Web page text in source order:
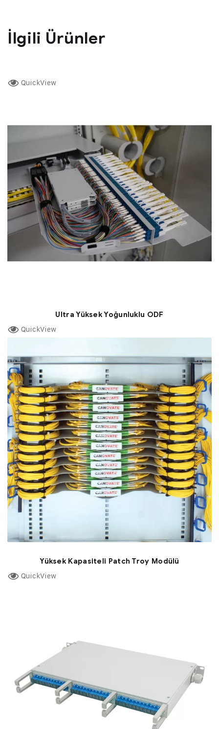
İlgili Ürünler
QuickView
Ultra Yüksek Yoğunluklu ODF
QuickView
Yüksek Kapasiteli Patch Troy Modülü
QuickView